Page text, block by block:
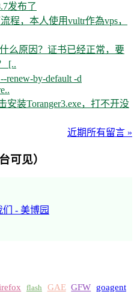
发布了
程，本人使用vultr作為vps，
么原因？证书已经正常，要
[..
renew-by-default -d
安装Toranger3.exe，打不开没
近期所有留言 »
可见）
- 美博园
flash GAE GFW goagent